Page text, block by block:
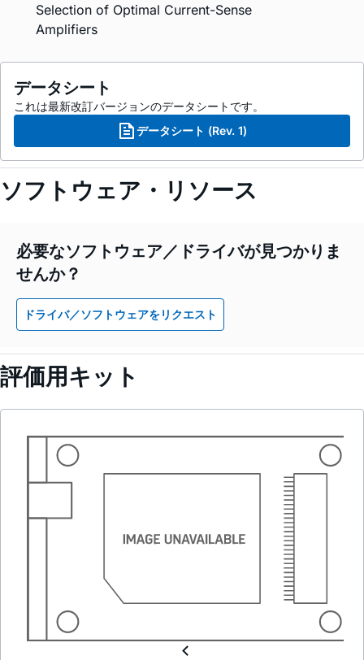
Selection of Optimal Current-Sense
Amplifiers
データシート
これは最新改訂バージョンのデータシートです。
データシート (Rev. 1)
ソフトウェア・リソース
必要なソフトウェア／ドライバが見つかりま
せんか？
ドライバ／ソフトウェアをリクエスト
評価用キット